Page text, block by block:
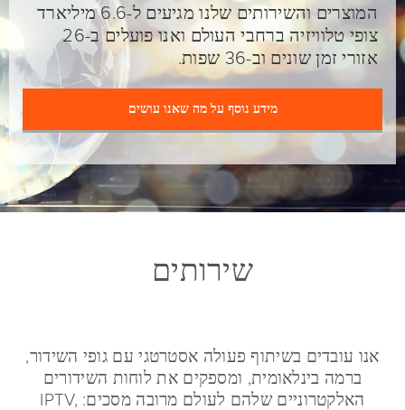
המוצרים והשירותים שלנו מגיעים ל-6.6 מיליארד
צופי טלוויזיה ברחבי העולם ואנו פועלים ב-26
אזורי זמן שונים וב-36 שפות.
מידע נוסף על מה שאנו עושים
שירותים
אנו עובדים בשיתוף פעולה אסטרטגי עם גופי השידור,
ברמה בינלאומית, ומספקים את לוחות השידורים
האלקטרוניים שלהם לעולם מרובה מסכים: IPTV,